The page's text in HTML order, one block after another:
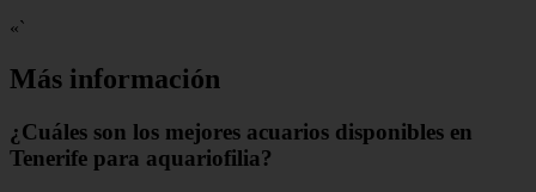
«`
Más información
¿Cuáles son los mejores acuarios disponibles en
Tenerife para aquariofilia?